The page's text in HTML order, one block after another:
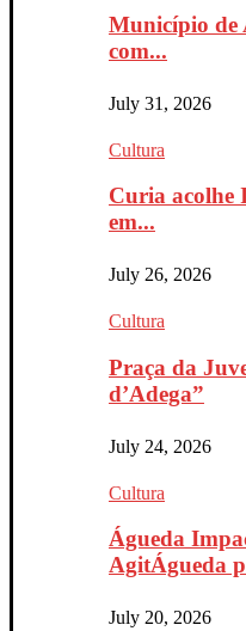
Município de
com...
July 31, 2026
Cultura
Curia
em...
July 26, 2026
Cultura
Praça da
d’Adega”
July 24, 2026
Cultura
Águeda
AgitÁgueda
July 20, 2026